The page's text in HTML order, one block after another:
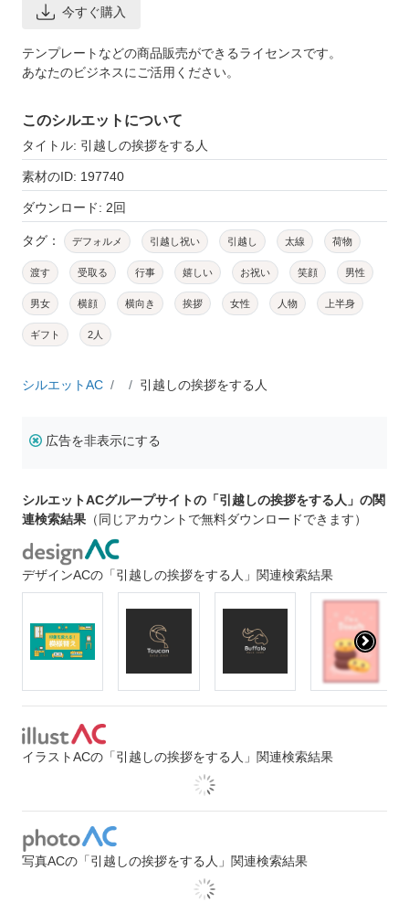
今すぐ購入
テンプレートなどの商品販売ができるライセンスです。
あなたのビジネスにご活用ください。
このシルエットについて
タイトル: 引越しの挨拶をする人
素材のID: 197740
ダウンロード: 2回
タグ： デフォルメ 引越し祝い 引越し 太線 荷物
渡す 受取る 行事 嬉しい お祝い 笑顔 男性
男女 横顔 横向き 挨拶 女性 人物 上半身
ギフト 2人
シルエットAC 引越しの挨拶をする人
広告を非表示にする
シルエットACグループサイトの「引越しの挨拶をする人」の関
連検索結果 （同じアカウントで無料ダウンロードできます）
デザインACの「引越しの挨拶をする人」関連検索結果
イラストACの「引越しの挨拶をする人」関連検索結果
写真ACの「引越しの挨拶をする人」関連検索結果